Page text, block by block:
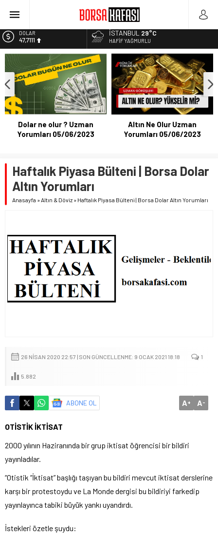
Kayseri Şeker Fabrika İnşaatının Temelini Atıyor
Haftanın En Çok Kazandıran Yatırım Aracı
Bitcoin Halving Sonrası Kripto Para Piyasası
2027 Borsa Yatırımları: Akıllı Portföy Stratejileri
EURO
55,1881
6.660,55
BİST
13.779,39
DOLAR
47,7111
İSTANBUL 29°C
HAFIF YAĞMURLU
Dolar ne olur ? Uzman
Yorumları 05/06/2023
Altın Ne Olur Uzman
Yorumları 05/06/2023
Haftalık Piyasa Bülteni | Borsa Dolar
Altın Yorumları
Anasayfa »Altın & Döviz » Haftalık Piyasa Bülteni | Borsa Dolar Altın Yorumları
26 NISAN 2020 22:57 | SON GÜNCELLENME: 9 OCAK 2021 18:18 1
5.882
ABONE OL A+ A-
OTİSTİK İKTİSAT
2000 yılının Haziranında bir grup iktisat öğrencisi bir bildiri
yayınladılar.
“Otistik “İktisat” başlığı taşıyan bu bildiri mevcut iktisat derslerine
karşı bir protestoydu ve La Monde dergisi bu bildiriyi farkedip
yayınlayınca tabiki büyük yankı uyandırdı.
İstekleri özetle şuydu: